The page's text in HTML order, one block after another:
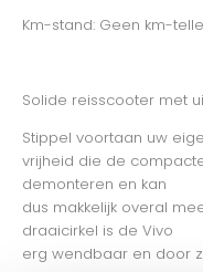
Km-stand: Geen km-
Solide reisscooter met
Stippel voortaan uw
vrijheid die de
demonteren en kan
dus makkelijk overal
draaicirkel is de Vivo
erg wendbaar en door